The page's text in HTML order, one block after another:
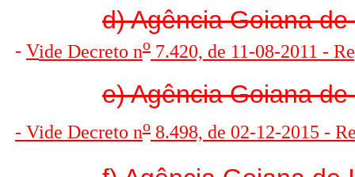
d) Agência Goiana
- Vide Decreto no 7.420, de 11-08-2011 -
e) Agência Goiana
- Vide Decreto no 8.498, de 02-12-2015 -